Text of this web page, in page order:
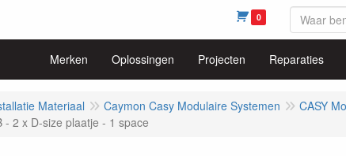
0
Merken Oplossingen Projecten Reparaties
Materiaal Caymon Casy Modulaire Systemen
CASY
- 2 x D-size plaatje - 1 space